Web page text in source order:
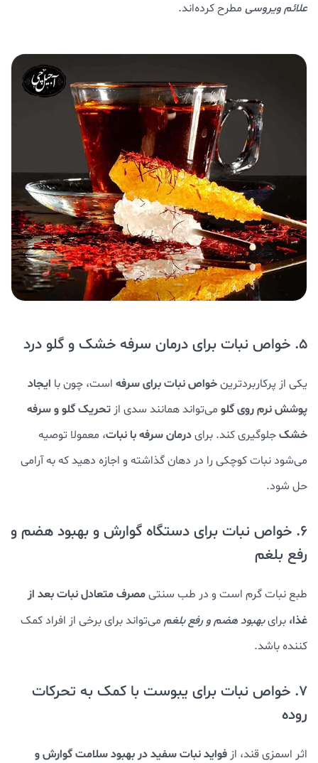
علائم ویروسی مطرح کرده‌اند.
5. خواص نبات برای درمان سرفه خشک و گلو درد
یکی از پرکاربردترینخواص نبات برای سرفه است، چون با ایجاد
پوشش نرم روی گلو می‌تواند همانند سدی از تحریک گلو و سرفه
خشکجلوگیری کند. برایدرمان سرفه با نبات، معمولا توصیه
می‌شود نبات کوچکی را در دهان گذاشته و اجازه دهید که به آرامی
حل شود.
6. خواص نبات برای دستگاه گوارش و بهبود هضم و
رفع بلغم
طبع نبات گرم است و در طب سنتیمصرف متعادل نبات بعد از
غذا، برایبهبود هضم و رفع بلغم می‌تواند برای برخی از افراد کمک
کننده باشد.
7. خواص نبات برای یبوست با کمک به تحرکات
روده
اثر اسمزی قند، از فواید نبات سفید در بهبود سلامت گوارشو